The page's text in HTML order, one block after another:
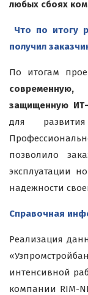
любых сбоях
Что по итогу
получил
По итогам
защищенную ИТ-
для
позволило
эксплуатации
надежности
Справочная
Реализация
интенсивной
компании RIM-